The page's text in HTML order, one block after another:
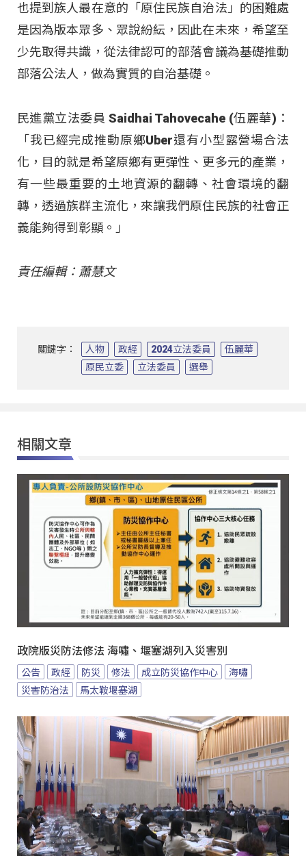
也提到族人最在意的「原住民族自治法」的困難處
是因為版本眾多、眾說紛紜，因此在未來，希望至
少先取得共識，從法律認可的部落會議為基礎推動
部落公法人，做為實質的自治基礎。
民進黨立法委員 Saidhai Tahovecahe (伍麗華)：
「我已經完成推動原鄉Uber還有小型露營場合法
化，目的就是希望原鄉有更彈性、更多元的產業，
有一些最重要的土地資源的翻轉、社會環境的翻
轉，透過族群主流化，來讓我們原住民族的社會正
義能夠得到彰顯。」
責任編輯：蕭慧文
關鍵字： 人物 政經 2024立法委員
伍麗華
原民立委
立法委員 選舉
相關文章
政院版災防法修法 海嘯、堰塞湖列入災害別
公告 政經 防災 修法 成立防災協作中心
海嘯
災害防治法
馬太鞍堰塞湖